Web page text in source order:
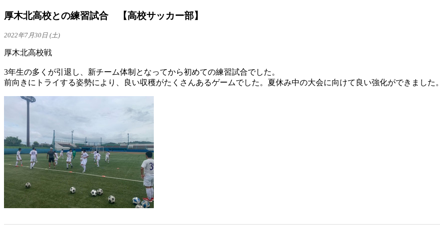
厚木北高校との練習試合 【高校サッカー部】
2022年7月30日 (土)
厚木北高校戦
3年生の多くが引退し、新チーム体制となってから初めての練習試合でした。
前向きにトライする姿勢により、良い収穫がたくさんあるゲームでした。夏休み中の大会に向けて良い強化ができました。